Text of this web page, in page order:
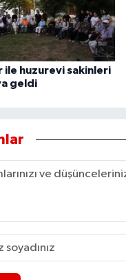
ile huzurevi sakinleri
geldi